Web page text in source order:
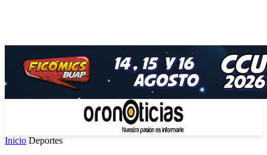
Inicio Deportes